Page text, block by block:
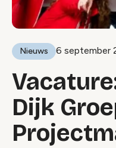
Nieuws 6 september
Dijk